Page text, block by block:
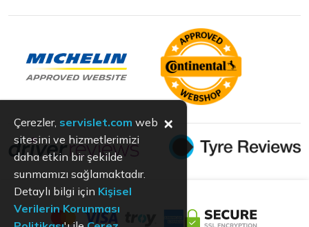
Çerezler, servislet.com web
sitesini ve hizmetlerimizi
daha etkin bir şekilde
sunmamızı sağlamaktadır.
Detaylı bilgi için Kişisel
Verilerin Korunması
×